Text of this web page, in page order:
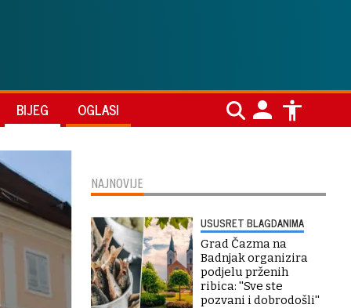
BIJEG OGLASI
NAJNOVIJE
USUSRET BLAGDANIMA
Grad Čazma na
Badnjak organizira
podjelu prženih
ribica: ''Sve ste
pozvani i dobrodošli''